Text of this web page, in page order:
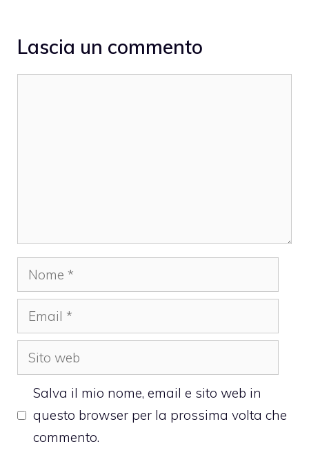
Lascia un commento
Nome
Email
Sito
web
Salva il mio nome, email e sito web in
questo browser per la prossima volta che
commento.